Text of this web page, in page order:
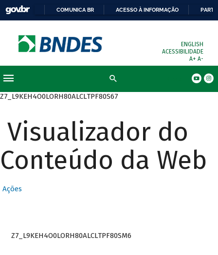
COMUNICA BR ACESSO À INFORMAÇÃO
ENGLISH
ACESSIBILIDADE
A+ A-
Z7_L9KEH4O0LORH80ALCLTPF80S67
Visualizador do
Conteúdo da Web
Ações
Z7_L9KEH4O0LORH80ALCLTPF80SM6